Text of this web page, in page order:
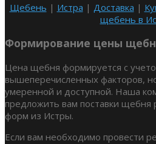
Щебень | Истра | Доставка |
щебень в
Формирование цены
Цена щебня формируется с
вышеперечисленных факторов,
умеренной и доступной. Наша
предложить вам поставки щебня
форм из Истры.
Если вам необходимо провести